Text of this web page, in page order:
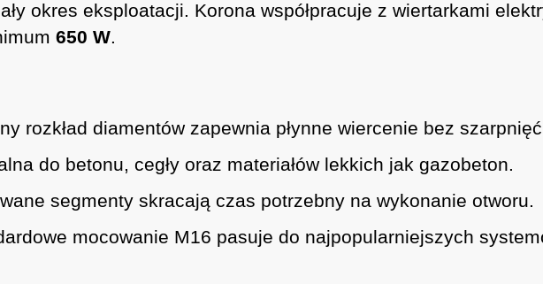
okres eksploatacji. Korona współpracuje z wiertarkami
650 W.
rozkład diamentów zapewnia płynne wiercenie bez
do betonu, cegły oraz materiałów lekkich jak gazobeton.
segmenty skracają czas potrzebny na wykonanie otworu.
mocowanie M16 pasuje do najpopularniejszych